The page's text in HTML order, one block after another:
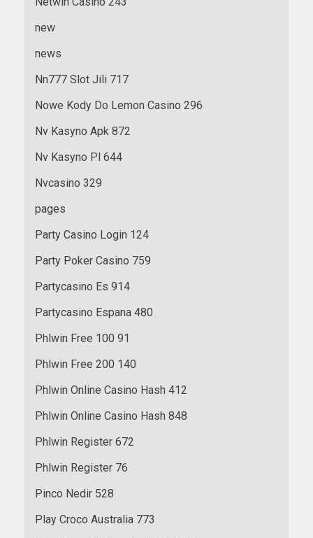
new
news
Nn777 Slot Jili 717
Nowe Kody Do Lemon Casino 296
Nv Kasyno Apk 872
Nv Kasyno Pl 644
Nvcasino 329
pages
Party Casino Login 124
Party Poker Casino 759
Partycasino Es 914
Partycasino Espana 480
Phlwin Free 100 91
Phlwin Free 200 140
Phlwin Online Casino Hash 412
Phlwin Online Casino Hash 848
Phlwin Register 672
Phlwin Register 76
Pinco Nedir 528
Play Croco Australia 773